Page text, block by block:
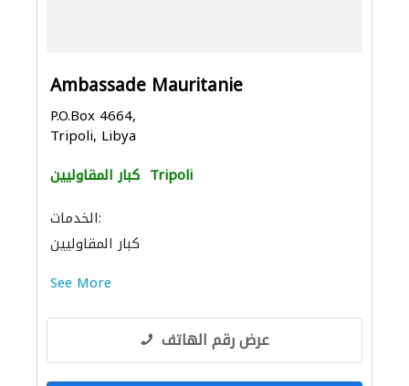
Ambassade Mauritanie
P.O.Box 4664,
Tripoli, Libya
كبار المقاوليين Tripoli
الخدمات:
كبار المقاوليين
See More
عرض رقم الهاتف